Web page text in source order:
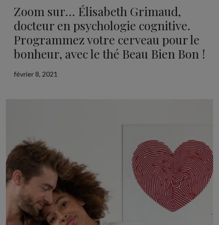
Zoom sur… Élisabeth Grimaud,
docteur en psychologie cognitive.
Programmez votre cerveau pour le
bonheur, avec le thé Beau Bien Bon !
février 8, 2021